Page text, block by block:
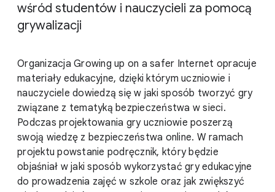
wśród studentów i nauczycieli za pomocą
grywalizacji
Organizacja Growing up on a safer Internet opracuje
materiały edukacyjne, dzięki którym uczniowie i
nauczyciele dowiedzą się w jaki sposób tworzyć gry
związane z tematyką bezpieczeństwa w sieci.
Podczas projektowania gry uczniowie poszerzą
swoją wiedzę z bezpieczeństwa online. W ramach
projektu powstanie podręcznik, który będzie
objaśniał w jaki sposób wykorzystać gry edukacyjne
do prowadzenia zajęć w szkole oraz jak zwiększyć